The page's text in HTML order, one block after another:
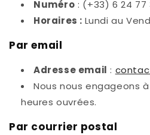
Numéro : (+33) 6 24 77
Horaires : Lundi au
Par email
Adresse email :
Nous nous engageons
heures ouvrées.
Par courrier postal